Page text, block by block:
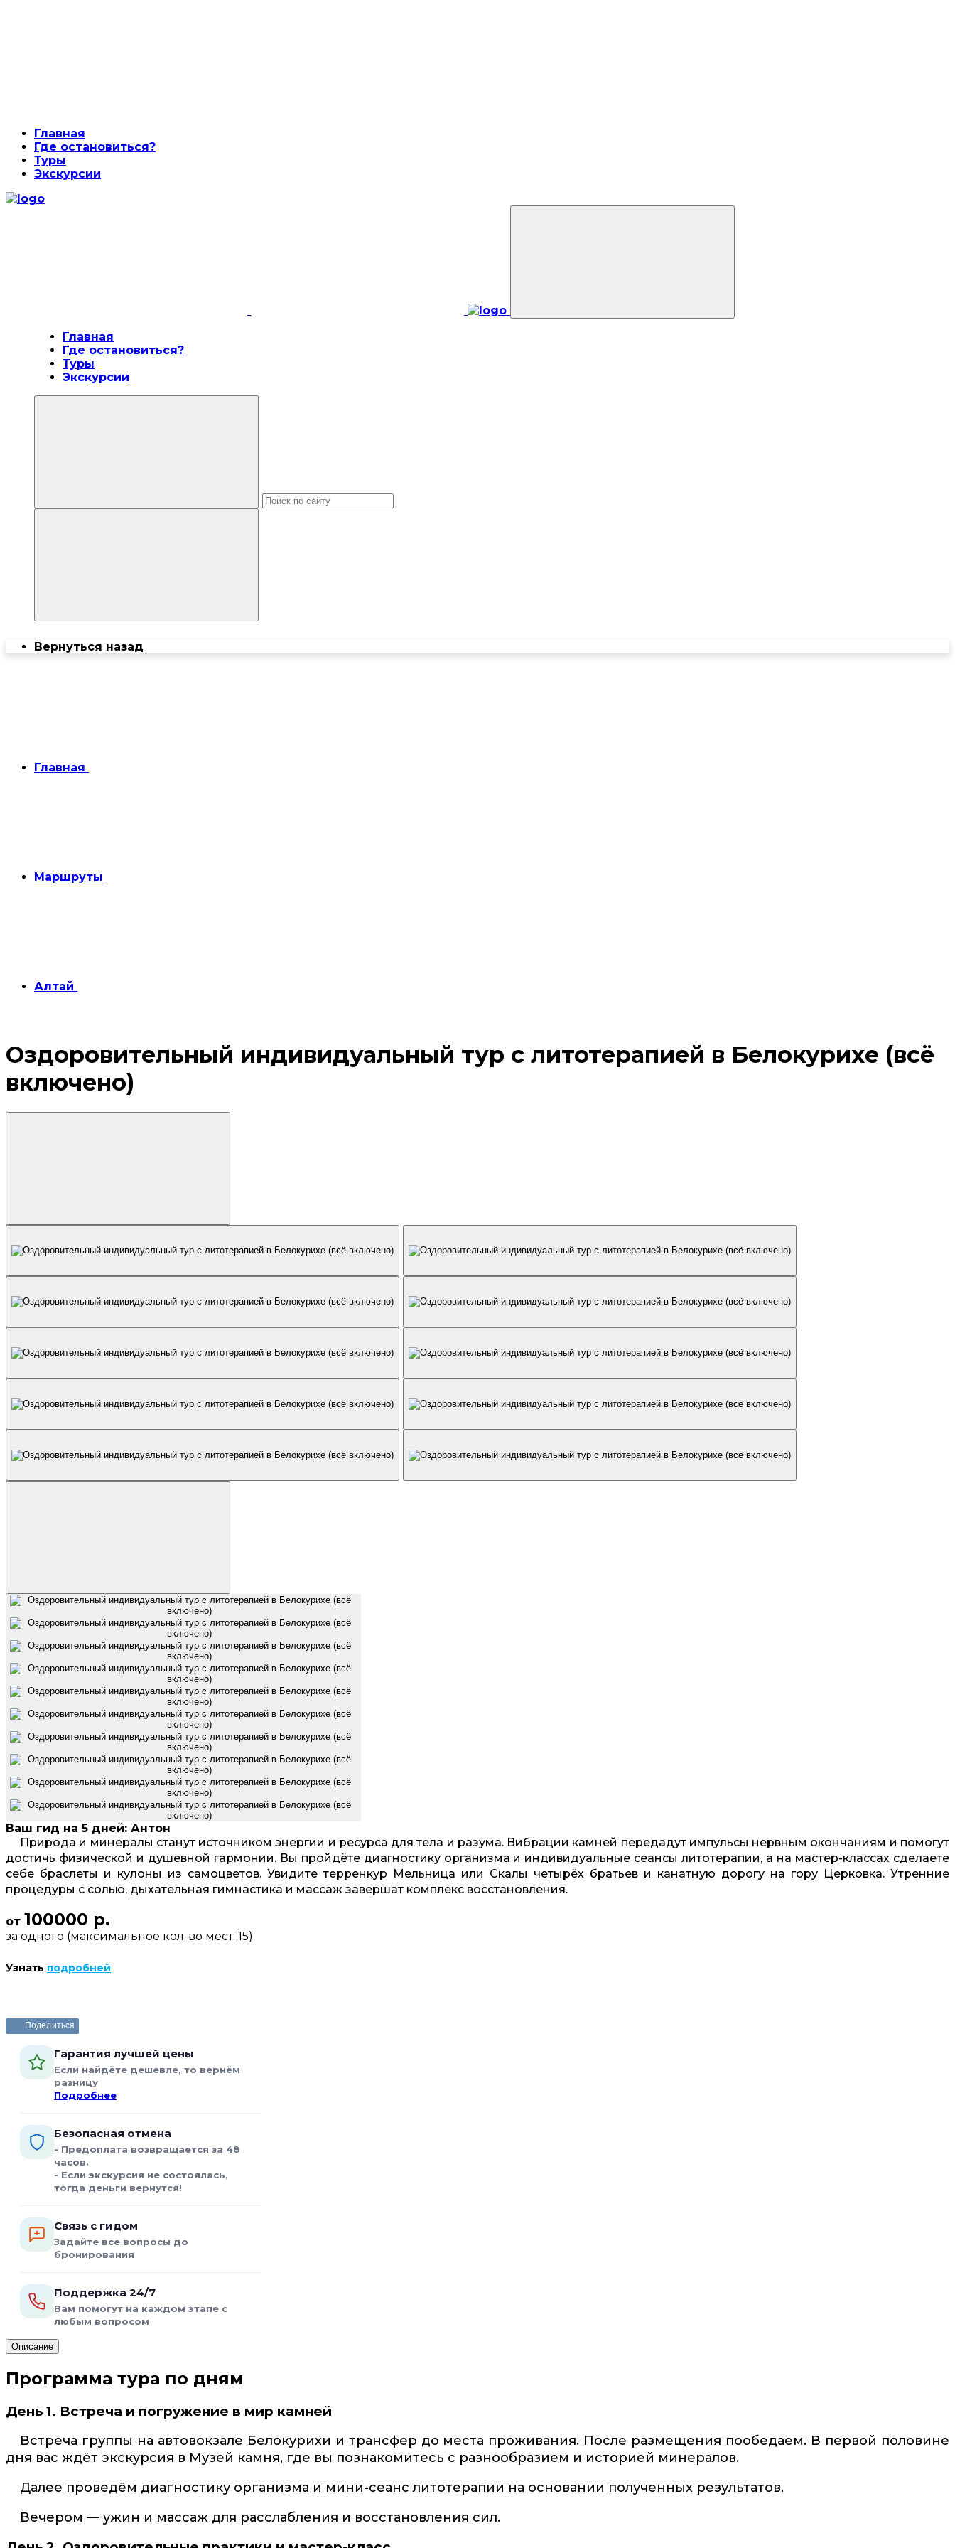
Главная
Где остановиться?
Туры
Экскурсии
Главная
Где остановиться?
Туры
Экскурсии
Вернуться назад
Главная
Маршруты
Алтай
Оздоровительный индивидуальный тур с литотерапией в Белокурихе (всё
включено)
Ваш гид на 5 дней: Антон
Природа и минералы станут источником энергии и ресурса для тела и разума. Вибрации камней передадут импульсы нервным окончаниям и помогут
достичь физической и душевной гармонии. Вы пройдёте диагностику организма и индивидуальные сеансы литотерапии, а на мастер-классах сделаете
себе браслеты и кулоны из самоцветов. Увидите терренкур Мельница или Скалы четырёх братьев и канатную дорогу на гору Церковка. Утренние
процедуры с солью, дыхательная гимнастика и массаж завершат комплекс восстановления.
от 100000 р.
за одного (максимальное кол-во мест: 15)
Узнать подробней
Поделиться
Гарантия лучшей цены
Если найдёте дешевле, то вернём
разницу
Подробнее
Безопасная отмена
- Предоплата возвращается за 48
часов.
- Если экскурсия не состоялась,
тогда деньги вернутся!
Связь с гидом
Задайте все вопросы до
бронирования
Поддержка 24/7
Вам помогут на каждом этапе с
любым вопросом
Описание
Программа тура по дням
День 1. Встреча и погружение в мир камней
Встреча группы на автовокзале Белокурихи и трансфер до места проживания. После размещения пообедаем. В первой половине
дня вас ждёт экскурсия в Музей камня, где вы познакомитесь с разнообразием и историей минералов.
Далее проведём диагностику организма и мини-сеанс литотерапии на основании полученных результатов.
Вечером — ужин и массаж для расслабления и восстановления сил.